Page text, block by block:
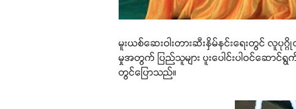
မူးယစ်ဆေးဝါးတားဆီးနှိမ်နင်းရေးတွင် လူ
မှုအတွက် ပြည်သူများ ပူးပေါင်းပါဝင်ဆော
တွင်ပြောသည်။